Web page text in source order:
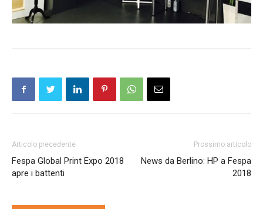
Articolo precedente
Fespa Global Print Expo 2018
apre i battenti
Prossimo articolo
News da Berlino: HP a Fespa
2018